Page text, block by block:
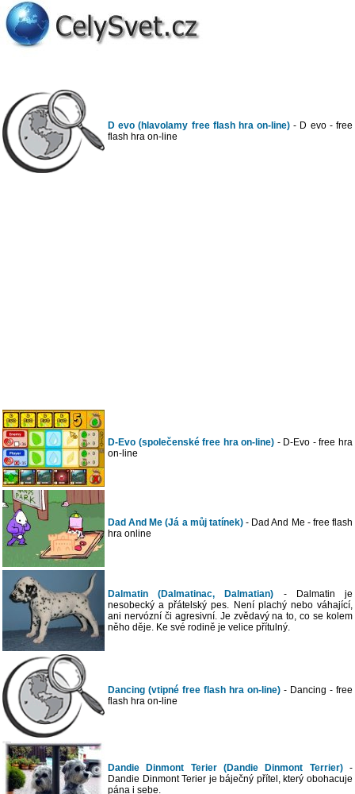
D evo (hlavolamy free flash hra on-line) - D evo - free
flash hra on-line
D-Evo (společenské free hra on-line) - D-Evo - free hra
on-line
Dad And Me (Já a můj tatínek)- Dad And Me - free flash
hra online
Dalmatin (Dalmatinac, Dalmatian) - Dalmatin je
nesobecký a přátelský pes. Není plachý nebo váhající,
ani nervózní či agresivní. Je zvědavý na to, co se kolem
něho děje. Ke své rodině je velice přítulný.
Dancing (vtipné free flash hra on-line) - Dancing - free
flash hra on-line
Dandie Dinmont Terier (Dandie Dinmont Terrier)-
Dandie Dinmont Terier je báječný přítel, který obohacuje
pána i sebe.